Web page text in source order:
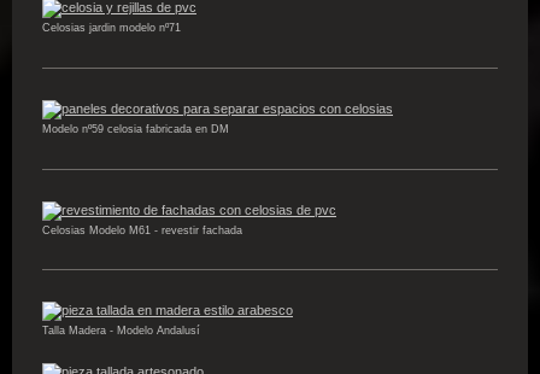
Celosias jardin modelo nº71
Modelo nº59 celosia fabricada en DM
Celosias Modelo M61 - revestir fachada
Talla Madera - Modelo Andalusí